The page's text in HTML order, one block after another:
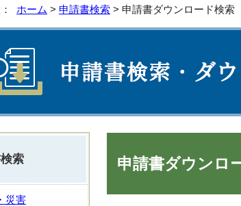
ホーム > 申請書検索 > 申請書ダウンロード検索
申請書ダウンロ
索
災害